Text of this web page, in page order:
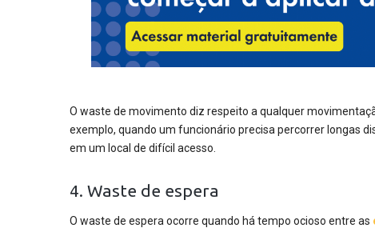
O waste de movimento diz respeito a qualquer
exemplo, quando um funcionário precisa percorrer longas
em um local de difícil acesso.
4. Waste de espera
O waste de espera ocorre quando há tempo ocioso entre as